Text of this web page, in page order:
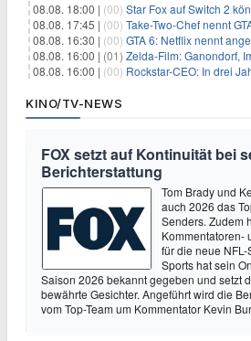
08.08. 18:00 | (00) Star Fox auf Switch 2
08.08. 17:45 | (00) Take-Two-Chef nennt GTA 6 für 80
08.08. 16:30 | (00) GTA 6: Netflix nennt angeblich
08.08. 16:00 | (01) Zelda-Film: Ganondorf, Impa und
08.08. 16:00 | (00) Rockstar-CEO: In drei Jahren
KINO/TV-NEWS
FOX setzt auf Kontinuität bei
Berichterstattung
Tom Brady und
auch 2026 das
Senders. Zudem
Kommentatoren-
für die neue
Sports hat sein
Saison 2026 bekannt gegeben und setzt
bewährte Gesichter. Angeführt wird die
vom Top-Team um Kommentator Kevin